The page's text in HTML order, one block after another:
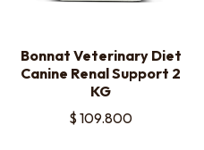
Bonnat Veterinary Diet
Canine Renal Support 2
KG
$ 109.800